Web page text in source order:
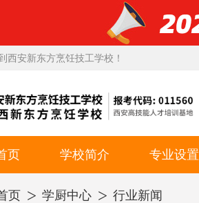
西安新东方烹饪技工学校！
页 学校简介
校园环境
专业设置
就业专业
页 学厨中心 行业新闻